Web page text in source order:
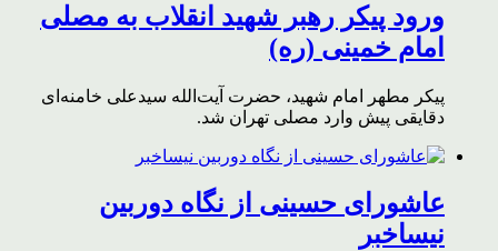
ورود پیکر رهبر شهید انقلاب به مصلی
امام خمینی (ره)
پیکر مطهر امام شهید،‌ حضرت آیت‌الله سیدعلی خامنه‌ای
دقایقی پیش وارد مصلی تهران شد.
عاشورای حسینی از نگاه دوربین
نیساخبر